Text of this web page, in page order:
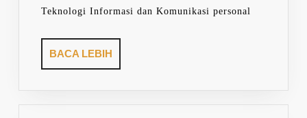
Teknologi Informasi dan Komunikasi personal
BACA LEBIH
LEBIH